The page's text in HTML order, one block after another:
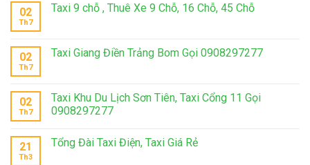
02
Th7
Taxi 9 chỗ , Thuê Xe 9 Chỗ, 16 Chỗ, 45 Chỗ
02
Th7
Taxi Giang Điền Trảng Bom Gọi 0908297277
02
Th7
Taxi Khu Du Lịch Sơn Tiên, Taxi Cổng 11 Gọi
0908297277
21
Th3
Tổng Đài Taxi Điện, Taxi Giá Rẻ